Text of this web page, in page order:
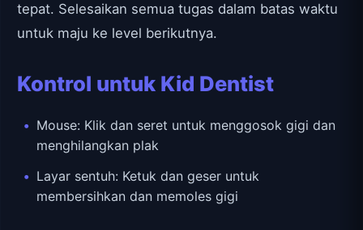
tepat. Selesaikan semua tugas dalam batas waktu
untuk maju ke level berikutnya.
Kontrol untuk Kid Dentist
Mouse: Klik dan seret untuk menggosok gigi dan
menghilangkan plak
Layar sentuh: Ketuk dan geser untuk
membersihkan dan memoles gigi